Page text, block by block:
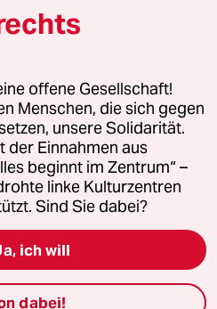
GmbH
Fragen oder für Genehmigungen
Kommune-Richtlinien
Impressum AGB
widerrufen (Ads)
offene Gesellschaft!
Menschen, die sich gegen
unsere Solidarität.
der Einnahmen aus
beginnt im Zentrum“ –
linke Kulturzentren
Sind Sie dabei?
ich will
dabei!